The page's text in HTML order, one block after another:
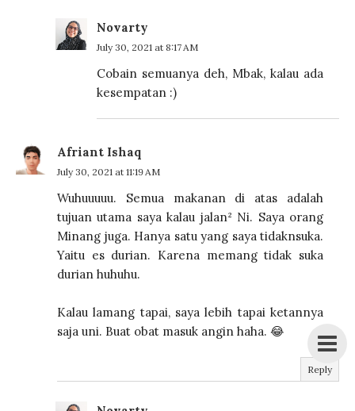
Novarty
July 30, 2021 at 8:17 AM
Cobain semuanya deh, Mbak, kalau ada
kesempatan :)
Afriant Ishaq
July 30, 2021 at 11:19 AM
Wuhuuuuu. Semua makanan di atas adalah
tujuan utama saya kalau jalan² Ni. Saya orang
Minang juga. Hanya satu yang saya tidaknsuka.
Yaitu es durian. Karena memang tidak suka
durian huhuhu.
Kalau lamang tapai, saya lebih tapai ketannya
saja uni. Buat obat masuk angin haha. 😂
Reply